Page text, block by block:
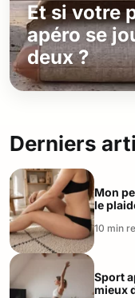
Et si votre
apéro se
deux ?
Derniers
Mon
le
10 min
Sport
mieux